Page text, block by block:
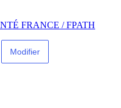
FRANCE / FPATH